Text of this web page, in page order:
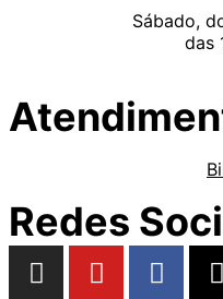
Sábado,
das
Redes